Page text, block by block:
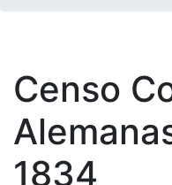
Censo
1834